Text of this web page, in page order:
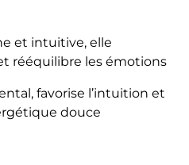
et intuitive, elle
rééquilibre les émotions
favorise l’intuition et
douce